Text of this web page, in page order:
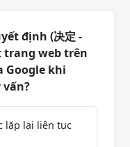
định (决定 -
trang web trên
Google khi
lặp lại liên tục